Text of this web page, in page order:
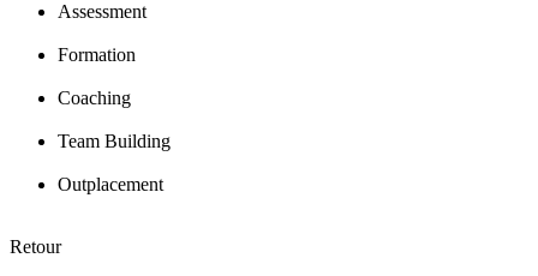
Assessment
Formation
Coaching
Team Building
Outplacement
Retour